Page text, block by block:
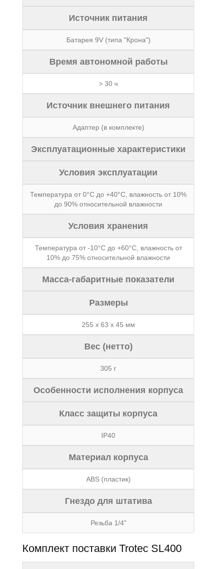
Источник питания
Батарея 9V (типа "Крона")
Время автономной работы
> 30 ч
Источник внешнего питания
Адаптер (в комплекте)
Эксплуатационные характеристики
Условия эксплуатации
Температура от 0°C до +40°C, влажность от 10%
до 90% относительной влажности
Условия хранения
Температура от -10°C до +60°C, влажность от
10% до 75% относительной влажности
Масса-габаритные показатели
Размеры
255 х 63 х 45 мм
Вес (нетто)
305 г
Особенности исполнения корпуса
Класс защиты корпуса
IP40
Материал корпуса
ABS (пластик)
Гнездо для штатива
Резьба 1/4"
Комплект поставки Trotec SL400